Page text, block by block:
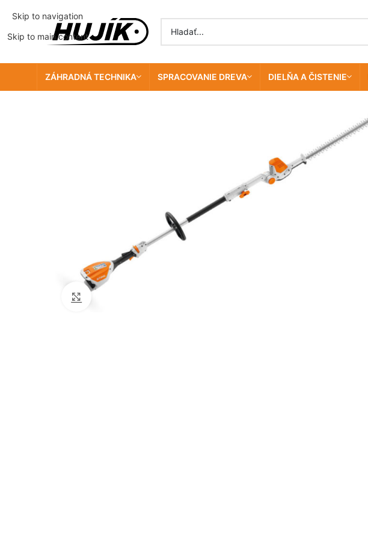
Skip to navigation
Skip to main content
ZÁHRADNÁ TECHNIKA SPRACOVANIE DREVA DIELŇA A ČISTENIE